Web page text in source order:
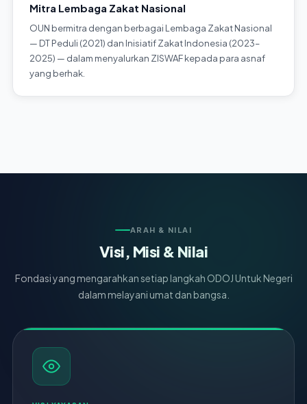
Mitra Lembaga Zakat Nasional
OUN bermitra dengan berbagai Lembaga Zakat Nasional
— DT Peduli (2021) dan Inisiatif Zakat Indonesia (2023–
2025) — dalam menyalurkan ZISWAF kepada para asnaf
yang berhak.
ARAH & NILAI
Visi, Misi & Nilai
Fondasi yang mengarahkan setiap langkah ODOJ Untuk Negeri
dalam melayani umat dan bangsa.